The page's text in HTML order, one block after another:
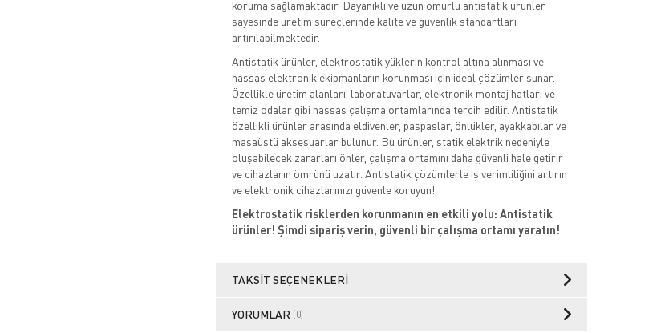
koruma sağlamaktadır. Dayanıklı ve uzun ömürlü antistatik ürünler
sayesinde üretim süreçlerinde kalite ve güvenlik standartları
artırılabilmektedir.
Antistatik ürünler, elektrostatik yüklerin kontrol altına alınması ve
hassas elektronik ekipmanların korunması için ideal çözümler sunar.
Özellikle üretim alanları, laboratuvarlar, elektronik montaj hatları ve
temiz odalar gibi hassas çalışma ortamlarında tercih edilir. Antistatik
özellikli ürünler arasında eldivenler, paspaslar, önlükler, ayakkabılar ve
masaüstü aksesuarlar bulunur. Bu ürünler, statik elektrik nedeniyle
oluşabilecek zararları önler, çalışma ortamını daha güvenli hale getirir
ve cihazların ömrünü uzatır. Antistatik çözümlerle iş verimliliğini artırın
ve elektronik cihazlarınızı güvenle koruyun!
Elektrostatik risklerden korunmanın en etkili yolu: Antistatik
ürünler! Şimdi sipariş verin, güvenli bir çalışma ortamı yaratın!
TAKSIT SEÇENEKLERI
YORUMLAR (0)